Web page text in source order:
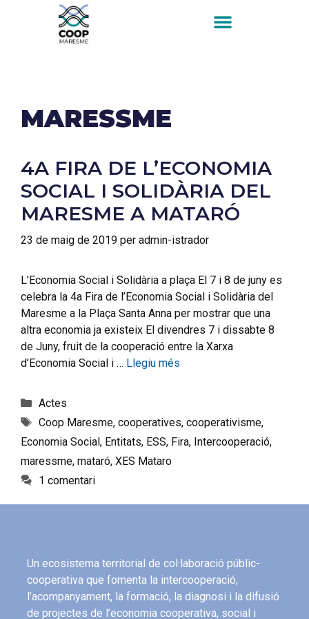
MARESSME
4A FIRA DE L’ECONOMIA
SOCIAL I SOLIDÀRIA DEL
MARESME A MATARÓ
23 de maig de 2019 per admin-istrador
L’Economia Social i Solidària a plaça El 7 i 8 de juny es
celebra la 4a Fira de l’Economia Social i Solidària del
Maresme a la Plaça Santa Anna per mostrar que una
altra economia ja existeix El divendres 7 i dissabte 8
de Juny, fruit de la cooperació entre la Xarxa
d’Economia Social i … Llegiu més
Actes
Coop Maresme, cooperatives, cooperativisme,
Economia Social, Entitats, ESS, Fira, Intercooperació,
maressme, mataró, XES Mataro
1 comentari
Un ecosistema territorial de col·laboració públic-
cooperativa que fomenta la intercooperació,
l’acompanyament, la formació, la diagnosi i la difusió
de projectes de l’economia cooperativa, social i